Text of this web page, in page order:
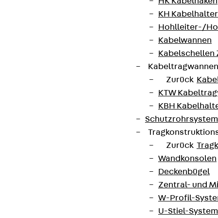
KH Kabelhalter
Hohlleiter-/
Kabelwannen
Kabelschellen
Zurück
KTW
KBH
Zurück
Wandkonsolen
Deckenbügel
Zentral- und
W-Profil-
U-Stiel-System
Produktneuheiten, Referenzen und aktuellen